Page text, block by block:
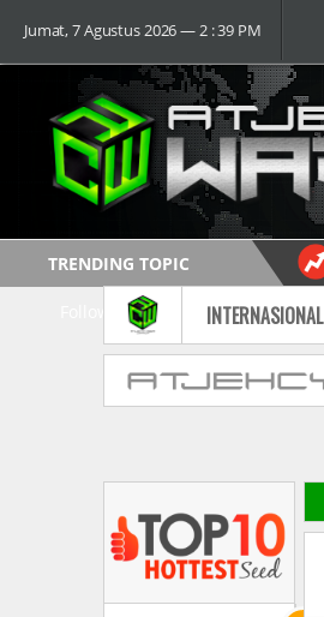
Jumat, 7 Agustus 2026 ― 2 : 39 PM
TRENDING TOPIC
INTERNASIONAL